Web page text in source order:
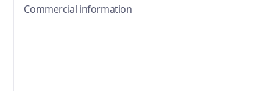
Commercial information